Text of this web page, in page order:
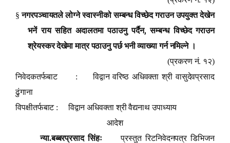
§ नगरपञ्चायतले लोग्ने स्वास्नीको सम्बन्ध विच्छेद गराउन उपयुक्त देखेन
भनें राय सहित अदालतमा पठाउनु पर्दैन,सम्बन्ध विच्छेद गराउन
श्रेयस्कर देखेमा मात्र पठाउनु पर्छ भनी व्याख्या गर्न नमिल्ने ।
(प्रकरण नं. १२)
निवेदकतर्फबाट
:
विद्वान वरिष्ठ अधिवक्ता श्री वासुदेवप्रसाद
ढुंगाना
विपक्षीतर्फबाट :
विद्वान अधिवक्ता श्री वैद्यनाथ उपाध्याय
आदेश
न्या.बब्बरप्रसाद सिंहः
प्रस्तुत रिटनिवेदनपत्र डिभिजन